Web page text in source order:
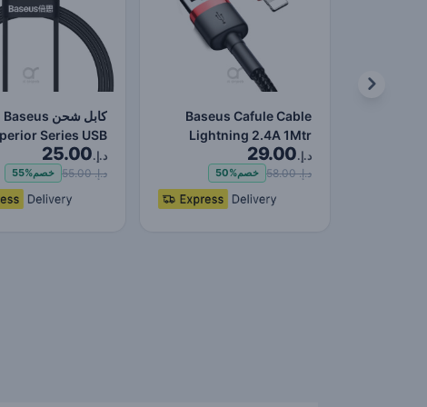
Baseus Cafule Cable
Lightning 2.4A 1Mtr
Red+Black
د.إ.29.00
د.إ. 58.00 خصم50%
كابل شحن Baseus
Lightning-Fast لنقل البي…
د.إ.25.00
د.إ. 55.00 خصم55%